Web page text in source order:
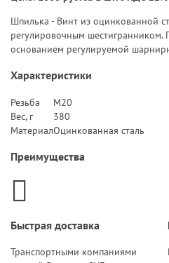
Шпилька - Винт из оцинкованной
регулировочным шестигранником.
основанием регулируемой
Характеристики
Резьба
M20
Вес, г
380
МатериалОцинкованная сталь
Преимущества
Быстрая доставка
Транспортными компаниями